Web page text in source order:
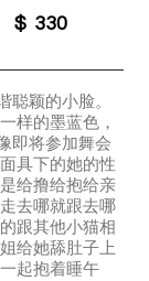
$ 330
聪颖的小脸。
样的墨蓝色，
即将参加舞会
具下的她的性
给撸给抱给亲
去哪就跟去哪
跟其他小猫相
给她舔肚子上
起抱着睡午